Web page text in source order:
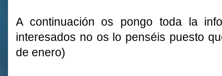
A continuación os pongo toda la
interesados no os lo penséis puesto
de enero)